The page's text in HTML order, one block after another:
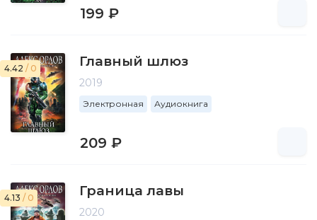
199 ₽
4.42 / 0 Главный шлюз
2019
Электронная Аудиокнига
209 ₽
4.13 / 0 Граница лавы
2020